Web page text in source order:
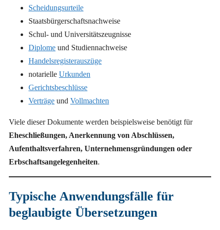
Scheidungsurteile
Staatsbürgerschaftsnachweise
Schul- und Universitätszeugnisse
Diplome und Studiennachweise
Handelsregisterauszüge
notarielle Urkunden
Gerichtsbeschlüsse
Verträge und Vollmachten
Viele dieser Dokumente werden beispielsweise benötigt für
Eheschließungen, Anerkennung von Abschlüssen,
Aufenthaltsverfahren, Unternehmensgründungen oder
Erbschaftsangelegenheiten.
Typische Anwendungsfälle für
beglaubigte Übersetzungen